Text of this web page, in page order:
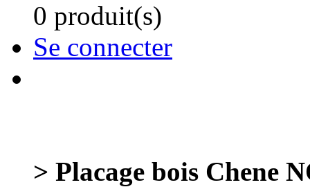
0 produit(s)
Se connecter
> Placage bois Chene